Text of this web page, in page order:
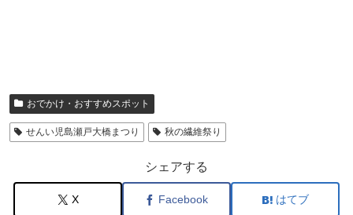
おでかけ・おすすめスポット
せんい児島瀬戸大橋まつり 秋の繊維祭り
シェアする
X Facebook はてブ